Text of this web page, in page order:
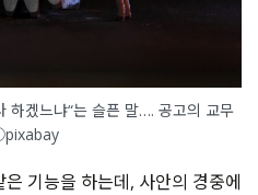
하겠느냐“는 슬픈 말…. 공고의 교무
기능을 하는데, 사안의 경중에